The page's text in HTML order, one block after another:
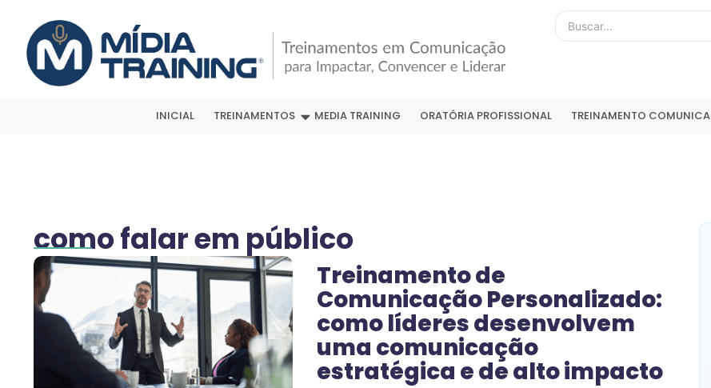
INICIAL TREINAMENTOS MEDIA TRAINING ORATÓRIA PROFISSIONAL TREINAMENTO
como falar em público
Treinamento de
Comunicação Personalizado:
como líderes desenvolvem
uma comunicação
estratégica e de alto impacto